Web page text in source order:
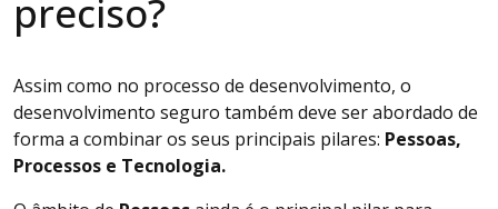
preciso?
Assim como no processo de desenvolvimento, o
desenvolvimento seguro também deve ser abordado de
forma a combinar os seus principais pilares: Pessoas,
Processos e Tecnologia.